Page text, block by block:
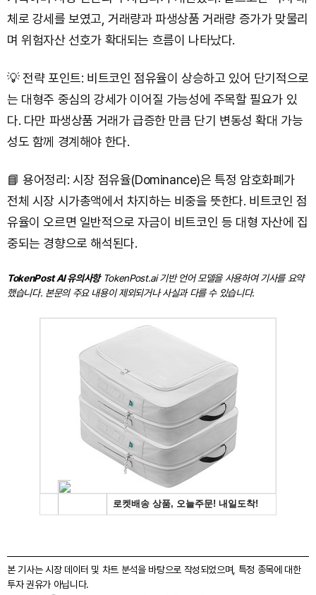
체로 강세를 보였고, 거래량과 파생상품 거래량 증가가 맞물리
며 위험자산 선호가 확대되는 흐름이 나타났다.
💡 전략 포인트: 비트코인 점유율이 상승하고 있어 단기적으로
는 대형주 중심의 강세가 이어질 가능성에 주목할 필요가 있
다. 다만 파생상품 거래가 급증한 만큼 단기 변동성 확대 가능
성도 함께 경계해야 한다.
📘 용어정리: 시장 점유율(Dominance)은 특정 암호화폐가
전체 시장 시가총액에서 차지하는 비중을 뜻한다. 비트코인 점
유율이 오르면 일반적으로 자금이 비트코인 등 대형 자산에 집
중되는 경향으로 해석된다.
TokenPost AI 유의사항TokenPost.ai 기반 언어 모델을 사용하여 기사를 요약
했습니다. 본문의 주요 내용이 제외되거나 사실과 다를 수 있습니다.
본 기사는 시장 데이터 및 차트 분석을 바탕으로 작성되었으며, 특정 종목에 대한
투자 권유가 아닙니다.